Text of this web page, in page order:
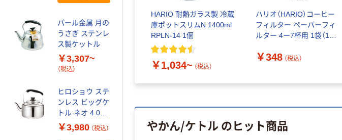
HARIO 耐熱ガラス製 冷蔵
庫ポットスリムN 1400ml
RPLN-14 1個
￥1,034~ （税込）
ハリオ（HARIO）コーヒー
フィルター ペーパーフィ
ルター 4ー7杯用 1袋（100
￥348 （税込）
やかん/ケトル のヒット商品
パール金属 月の
うさぎ ステンレ
ス製ケットル
￥3,307~
（税込）
ヒロショウ ステ
ンレス ビッグケ
トル ネオ 4.0L
SBKN-040 1個
（直送品）
￥3,980 （税込）
パール金属 月の
うさぎ ステンレ
￥3,307~
SBKN-040 1個
（直送品）
￥3,980